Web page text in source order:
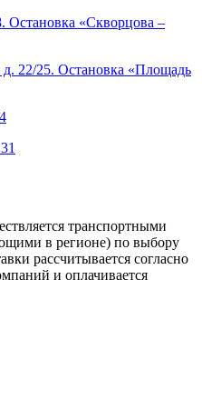
Остановка «Скворцова –
22/25. Остановка «Площадь
транспортными
в регионе) по выбору
рассчитывается согласно
и оплачивается